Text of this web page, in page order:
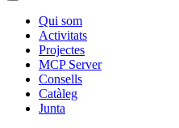
Qui som
Activitats
Projectes
MCP Server
Consells
Catàleg
Junta